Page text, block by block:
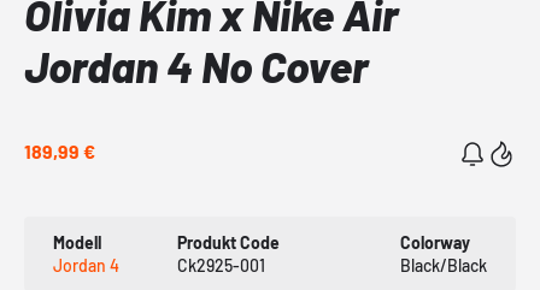
Olivia Kim x Nike Air
Jordan 4 No Cover
189,99 €
Modell
Jordan 4
Produkt Code
Ck2925-001
Colorway
Black/Black